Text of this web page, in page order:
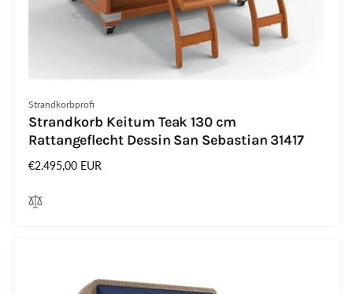
Anbieter:
Strandkorbprofi
Strandkorb Keitum Teak 130 cm
Rattangeflecht Dessin San Sebastian 31417
Normaler
€2.495,00 EUR